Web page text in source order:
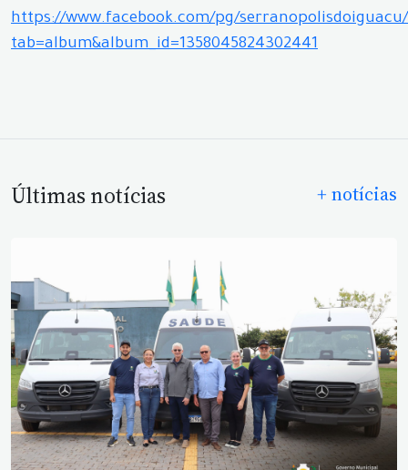
https://www.facebook.com/pg/
tab=album&album_id=1358045824302441
Últimas notícias + notícias